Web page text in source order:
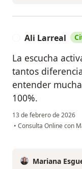
Ali Larreal
La escucha
tantos
entender
100%.
13 de febrero de 2026
• Consulta Online con
Mariana